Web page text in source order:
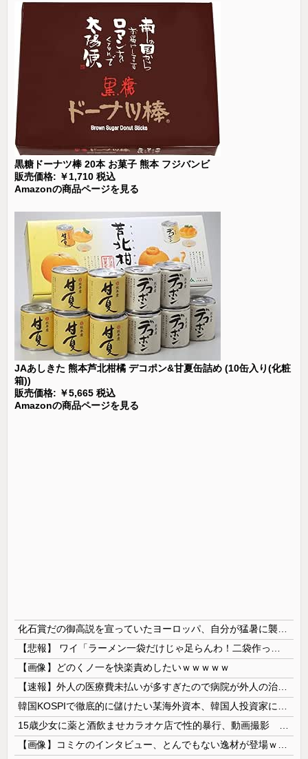
黒糖ドーナツ棒 20本 お菓子 熊本 フジバンビ
販売価格: ￥1,710 税込
Amazonの商品ページを見る
JAあしきた 熊本芦北柑橘 デコポン&甘夏缶詰め (10缶入り(化粧
箱))
販売価格: ￥5,665 税込
Amazonの商品ページを見る
【画像】どのくノ一を快楽責めしたいｗｗｗｗｗ